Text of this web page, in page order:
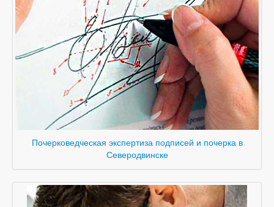
Почерковедческая экспертиза подписей и почерка в
Северодвинске